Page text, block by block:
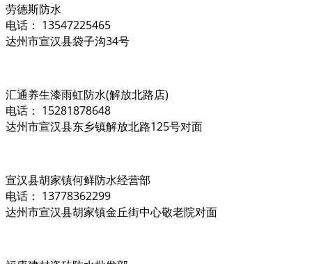
劳德斯防水
电话： 13547225465
达州市宣汉县袋子沟34号
汇通养生漆雨虹防水(解放北路店)
电话： 15281878648
达州市宣汉县东乡镇解放北路125号对面
宣汉县胡家镇何鲜防水经营部
电话： 13778362299
达州市宣汉县胡家镇金丘街中心敬老院对面